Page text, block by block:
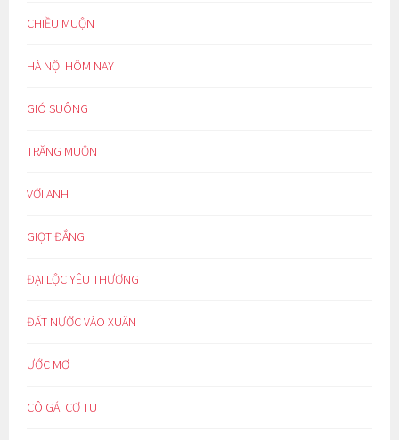
CHIỀU MUỘN
HÀ NỘI HÔM NAY
GIÓ SUÔNG
TRĂNG MUỘN
VỚI ANH
GIỌT ĐẮNG
ĐẠI LỘC YÊU THƯƠNG
ĐẤT NƯỚC VÀO XUÂN
ƯỚC MƠ
CÔ GÁI CƠ TU